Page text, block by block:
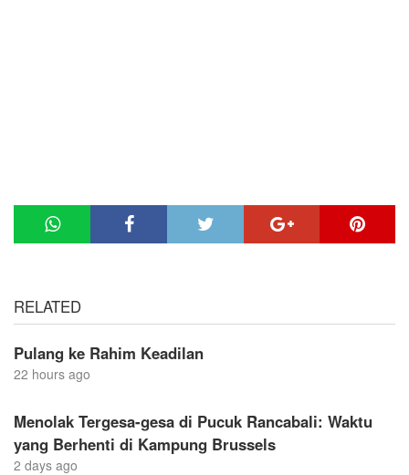
RELATED
Pulang ke Rahim Keadilan
22 hours ago
Menolak Tergesa-gesa di Pucuk Rancabali: Waktu
yang Berhenti di Kampung Brussels
2 days ago